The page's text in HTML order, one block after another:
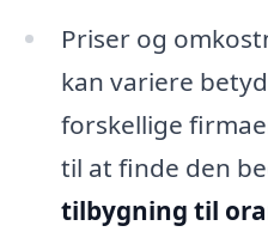
Priser og
kan variere
forskellige
til at finde den
tilbygning til